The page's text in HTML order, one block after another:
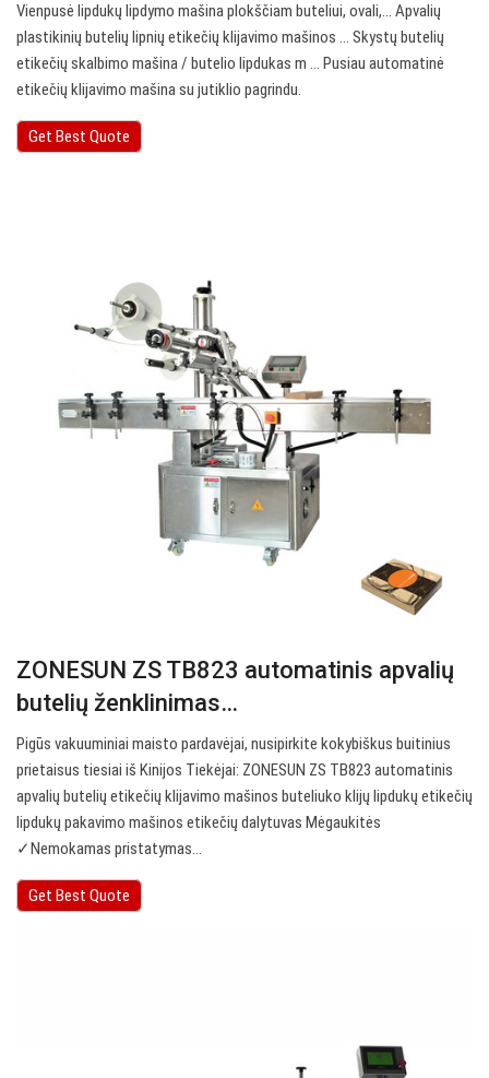
Vienpusė lipdukų lipdymo mašina plokščiam buteliui, ovali,… Apvalių
plastikinių butelių lipnių etikečių klijavimo mašinos ... Skystų butelių
etikečių skalbimo mašina / butelio lipdukas m ... Pusiau automatinė
etikečių klijavimo mašina su jutiklio pagrindu.
Get Best Quote
ZONESUN ZS TB823 automatinis apvalių
butelių ženklinimas…
Pigūs vakuuminiai maisto pardavėjai, nusipirkite kokybiškus buitinius
prietaisus tiesiai iš Kinijos Tiekėjai: ZONESUN ZS TB823 automatinis
apvalių butelių etikečių klijavimo mašinos buteliuko klijų lipdukų etikečių
lipdukų pakavimo mašinos etikečių dalytuvas Mėgaukitės
✓Nemokamas pristatymas…
Get Best Quote